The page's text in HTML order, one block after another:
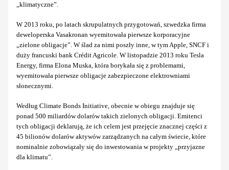
„klimatyczne”.
W 2013 roku, po latach skrupulatnych przygotowań, szwedzka firma
deweloperska Vasakronan wyemitowała pierwsze korporacyjne
„zielone obligacje”. W ślad za nimi poszły inne, w tym Apple, SNCF i
duży francuski bank Crédit Agricole. W listopadzie 2013 roku Tesla
Energy, firma Elona Muska, która borykała się z problemami,
wyemitowała pierwsze obligacje zabezpieczone elektrowniami
słonecznymi.
Według Climate Bonds Initiative, obecnie w obiegu znajduje się
ponad 500 miliardów dolarów takich zielonych obligacji. Emitenci
tych obligacji deklarują, że ich celem jest przejęcie znacznej części z
45 bilionów dolarów aktywów zarządzanych na całym świecie, które
nominalnie zobowiązały się do inwestowania w projekty „przyjazne
dla klimatu”.